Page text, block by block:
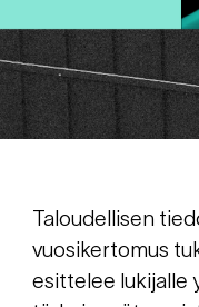
Taloudellisen
vuosikertomus
esittelee lukijalle